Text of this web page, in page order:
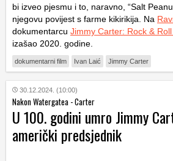
bi izveo pjesmu i to, naravno, “Salt
njegovu povijest s farme kikirikija. Na
dokumentarcu Jimmy Carter: Rock &
izašao 2020. godine.
dokumentarni film Ivan Laić Jimmy Carter
30.12.2024. (10:00)
Nakon Watergatea - Carter
U 100. godini umro Jimmy
američki predsjednik